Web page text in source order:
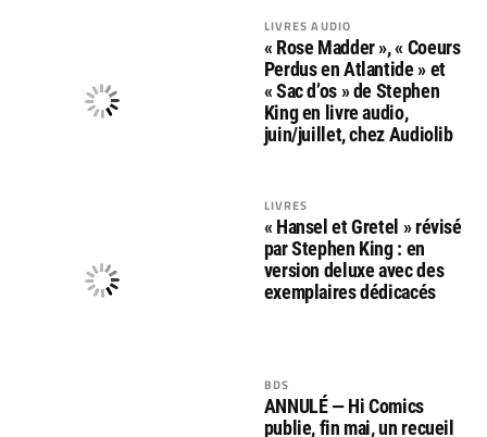
LIVRES AUDIO
« Rose Madder », « Coeurs
Perdus en Atlantide » et
« Sac d’os » de Stephen
King en livre audio,
juin/juillet, chez Audiolib
LIVRES
« Hansel et Gretel » révisé
par Stephen King : en
version deluxe avec des
exemplaires dédicacés
BDS
ANNULÉ — Hi Comics
publie, fin mai, un recueil